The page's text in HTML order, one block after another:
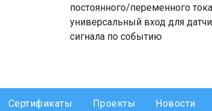
постоянного/переменного
универсальный вход для
сигнала по событию
Сертификаты Проекты Новости